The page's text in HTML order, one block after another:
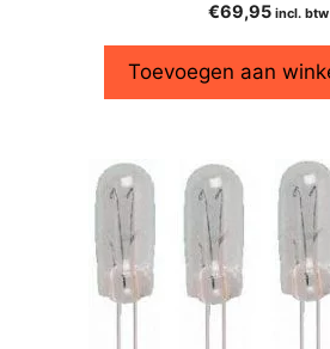
€69,95 incl. btw
Toevoegen aan